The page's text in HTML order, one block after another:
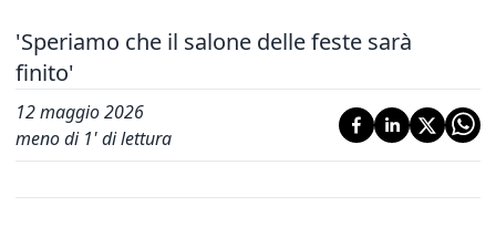
'Speriamo che il salone delle feste sarà
finito'
12 maggio 2026
meno di 1' di lettura